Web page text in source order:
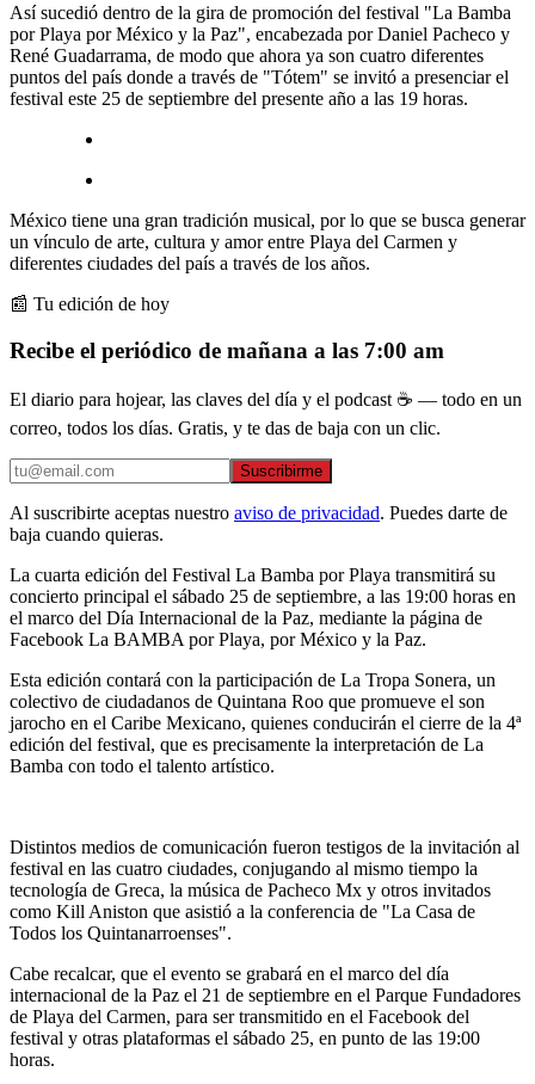
Así sucedió dentro de la gira de promoción del festival "La Bamba
por Playa por México y la Paz", encabezada por Daniel Pacheco y
René Guadarrama, de modo que ahora ya son cuatro diferentes
puntos del país donde a través de "Tótem" se invitó a presenciar el
festival este 25 de septiembre del presente año a las 19 horas.
México tiene una gran tradición musical, por lo que se busca generar
un vínculo de arte, cultura y amor entre Playa del Carmen y
diferentes ciudades del país a través de los años.
📰 Tu edición de hoy
Recibe el periódico de mañana a las 7:00 am
El diario para hojear, las claves del día y el podcast ☕ — todo en un
correo, todos los días. Gratis, y te das de baja con un clic.
Suscribirme
Al suscribirte aceptas nuestro aviso de privacidad. Puedes darte de
baja cuando quieras.
La cuarta edición del Festival La Bamba por Playa transmitirá su
concierto principal el sábado 25 de septiembre, a las 19:00 horas en
el marco del Día Internacional de la Paz, mediante la página de
Facebook La BAMBA por Playa, por México y la Paz.
Esta edición contará con la participación de La Tropa Sonera, un
colectivo de ciudadanos de Quintana Roo que promueve el son
jarocho en el Caribe Mexicano, quienes conducirán el cierre de la 4ª
edición del festival, que es precisamente la interpretación de La
Bamba con todo el talento artístico.
Distintos medios de comunicación fueron testigos de la invitación al
festival en las cuatro ciudades, conjugando al mismo tiempo la
tecnología de Greca, la música de Pacheco Mx y otros invitados
como Kill Aniston que asistió a la conferencia de "La Casa de
Todos los Quintanarroenses".
Cabe recalcar, que el evento se grabará en el marco del día
internacional de la Paz el 21 de septiembre en el Parque Fundadores
de Playa del Carmen, para ser transmitido en el Facebook del
festival y otras plataformas el sábado 25, en punto de las 19:00
horas.